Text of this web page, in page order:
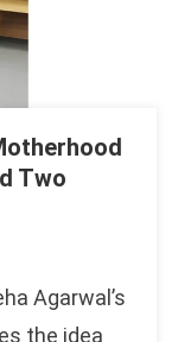
Two
Agarwal’s
the idea